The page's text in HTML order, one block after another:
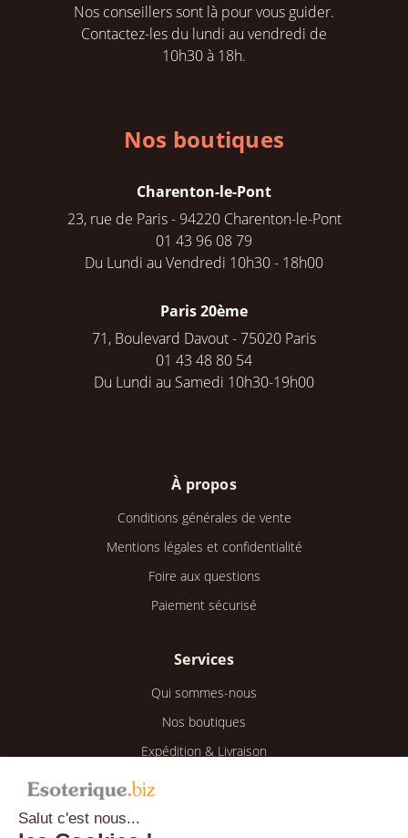
Salut c'est nous...
Nos conseillers sont là pour vous guider.
Contactez-les du lundi au vendredi de
10h30 à 18h.
Nos boutiques
Charenton-le-Pont
23, rue de Paris - 94220 Charenton-le-Pont
01 43 96 08 79
Du Lundi au Vendredi 10h30 - 18h00
Paris 20ème
71, Boulevard Davout - 75020 Paris
01 43 48 80 54
Du Lundi au Samedi 10h30-19h00
À propos
Conditions générales de vente
Mentions légales et confidentialité
Foire aux questions
Paiement sécurisé
Services
Qui sommes-nous
Nos boutiques
Expédition & Livraison
Retour & Remboursement